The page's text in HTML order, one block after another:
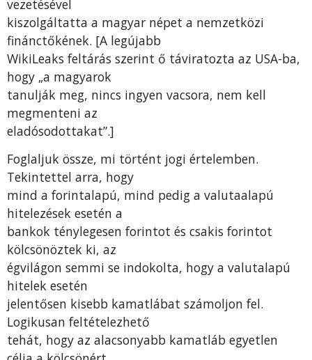
vezetésével
kiszolgáltatta a magyar népet a nemzetközi
finánctőkének. [A legújabb
WikiLeaks feltárás szerint ő táviratozta az USA-ba,
hogy „a magyarok
tanulják meg, nincs ingyen vacsora, nem kell
megmenteni az
eladósodottakat”.]
Foglaljuk össze, mi történt jogi értelemben.
Tekintettel arra, hogy
mind a forintalapú, mind pedig a valutaalapú
hitelezések esetén a
bankok ténylegesen forintot és csakis forintot
kölcsönöztek ki, az
égvilágon semmi se indokolta, hogy a valutalapú
hitelek esetén
jelentősen kisebb kamatlábat számoljon fel.
Logikusan feltételezhető
tehát, hogy az alacsonyabb kamatláb egyetlen